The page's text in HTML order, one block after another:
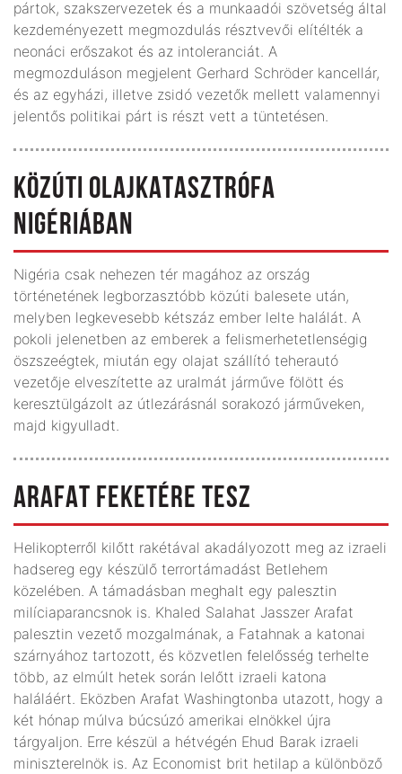
pártok, szakszervezetek és a munkaadói szövetség által
kezdeményezett megmozdulás résztvevői elítélték a
neonáci erőszakot és az intoleranciát. A
megmozduláson megjelent Gerhard Schröder kancellár,
és az egyházi, illetve zsidó vezetők mellett valamennyi
jelentős politikai párt is részt vett a tüntetésen.
KÖZÚTI OLAJKATASZTRÓFA
NIGÉRIÁBAN
Nigéria csak nehezen tér magához az ország
történetének legborzasztóbb közúti balesete után,
melyben legkevesebb kétszáz ember lelte halálát. A
pokoli jelenetben az emberek a felismerhetetlenségig
öszszeégtek, miután egy olajat szállító teherautó
vezetője elveszítette az uralmát járműve fölött és
keresztülgázolt az útlezárásnál sorakozó járműveken,
majd kigyulladt.
ARAFAT FEKETÉRE TESZ
Helikopterről kilőtt rakétával akadályozott meg az izraeli
hadsereg egy készülő terrortámadást Betlehem
közelében. A támadásban meghalt egy palesztin
milíciaparancsnok is. Khaled Salahat Jasszer Arafat
palesztin vezető mozgalmának, a Fatahnak a katonai
szárnyához tartozott, és közvetlen felelősség terhelte
több, az elmúlt hetek során lelőtt izraeli katona
haláláért. Eközben Arafat Washingtonba utazott, hogy a
két hónap múlva búcsúzó amerikai elnökkel újra
tárgyaljon. Erre készül a hétvégén Ehud Barak izraeli
miniszterelnök is. Az Economist brit hetilap a különböző